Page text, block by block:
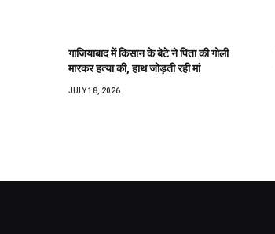
गाजियाबाद में किसान के बेटे ने पिता की गोली
मारकर हत्या की, हाथ जोड़ती रही मां
JULY 18, 2026